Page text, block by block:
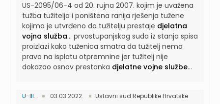
US-2095/06-4 od 20. rujna 2007. kojim je uvažena
tužba tužitelja i poništena ranija rješenja tužene
kojima je utvrđeno da tužitelju prestaje djelatna
vojna služba... prvostupanjskog suda iz stanja spisa
proizlazi kako tuženica smatra da tužitelj nema
pravo na isplatu otpremnine jer tužitelj nije
dokazao osnov prestanka djelatne vojne službe...
U-III... 03.03.2022. Ustavni sud Republike Hrvatske